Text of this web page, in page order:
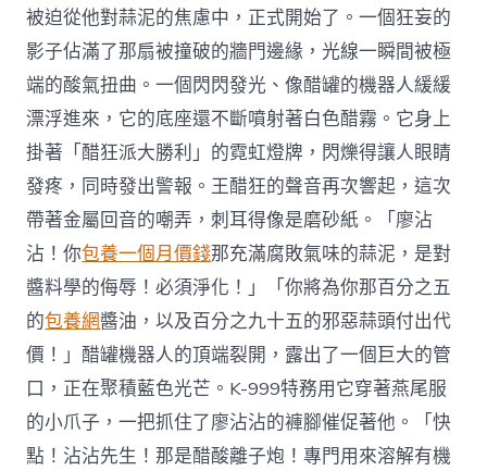
被迫從他對蒜泥的焦慮中，正式開始了。一個狂妄的
影子佔滿了那扇被撞破的牆門邊緣，光線一瞬間被極
端的酸氣扭曲。一個閃閃發光、像醋罐的機器人緩緩
漂浮進來，它的底座還不斷噴射著白色醋霧。它身上
掛著「醋狂派大勝利」的霓虹燈牌，閃爍得讓人眼睛
發疼，同時發出警報。王醋狂的聲音再次響起，這次
帶著金屬回音的嘲弄，刺耳得像是磨砂紙。「廖沾
沾！你包養一個月價錢那充滿腐敗氣味的蒜泥，是對
醬料學的侮辱！必須淨化！」「你將為你那百分之五
的包養網醬油，以及百分之九十五的邪惡蒜頭付出代
價！」醋罐機器人的頂端裂開，露出了一個巨大的管
口，正在聚積藍色光芒。K-999特務用它穿著燕尾服
的小爪子，一把抓住了廖沾沾的褲腳催促著他。「快
點！沾沾先生！那是醋酸離子炮！專門用來溶解有機